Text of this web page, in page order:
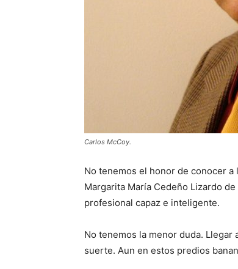
Carlos McCoy.
No tenemos el honor de conocer
Margarita María Cedeño Lizardo
profesional capaz e inteligente.
No tenemos la menor duda.
suerte. Aun en estos predios